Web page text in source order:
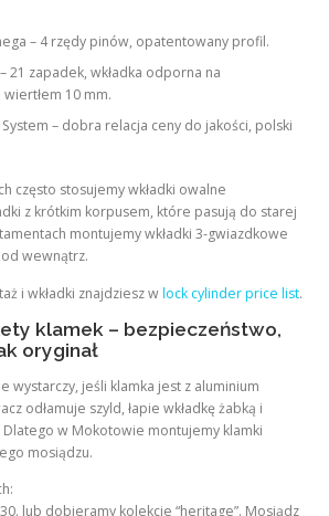
– 4 rzędy pinów, opatentowany profil.
21 zapadek, wkładka odporna na
10 mm.
System – dobra relacja ceny do jakości, polski
często stosujemy wkładki owalne
z krótkim korpusem, które pasują do starej
montujemy wkładki 3-gwiazdkowe
od wewnątrz.
i wkładki znajdziesz wlock cylinder price list.
klamek – bezpieczeństwo,
oryginał
wystarczy, jeśli klamka jest z aluminium
odłamuje szyld, łapie wkładkę żabką i
w Mokotowie montujemy klamki
mosiądzu.
lub dobieramy kolekcje “heritage”. Mosiądz